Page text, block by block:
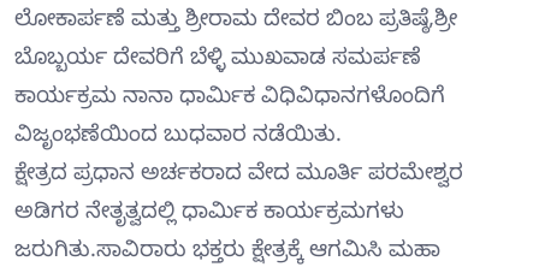
ಲೋಕಾರ್ಪಣೆ ಮತ್ತು ಶ್ರೀರಾಮ ದೇವರ ಬಿಂಬ ಪ್ರತಿಷ್ಠೆ,ಶ್ರೀ
ಬೊಬ್ಬರ್ಯ ದೇವರಿಗೆ ಬೆಳ್ಳಿ ಮುಖವಾಡ ಸಮರ್ಪಣೆ
ಕಾರ್ಯಕ್ರಮ ನಾನಾ ಧಾರ್ಮಿಕ ವಿಧಿವಿಧಾನಗಳೊಂದಿಗೆ
ವಿಜೃಂಭಣೆಯಿಂದ ಬುಧವಾರ ನಡೆಯಿತು.
ಕ್ಷೇತ್ರದ ಪ್ರಧಾನ ಅರ್ಚಕರಾದ ವೇದ ಮೂರ್ತಿ ಪರಮೇಶ್ವರ
ಅಡಿಗರ ನೇತೃತ್ವದಲ್ಲಿ ಧಾರ್ಮಿಕ ಕಾರ್ಯಕ್ರಮಗಳು
ಜರುಗಿತು.ಸಾವಿರಾರು ಭಕ್ತರು ಕ್ಷೇತ್ರಕ್ಕೆ ಆಗಮಿಸಿ ಮಹಾ